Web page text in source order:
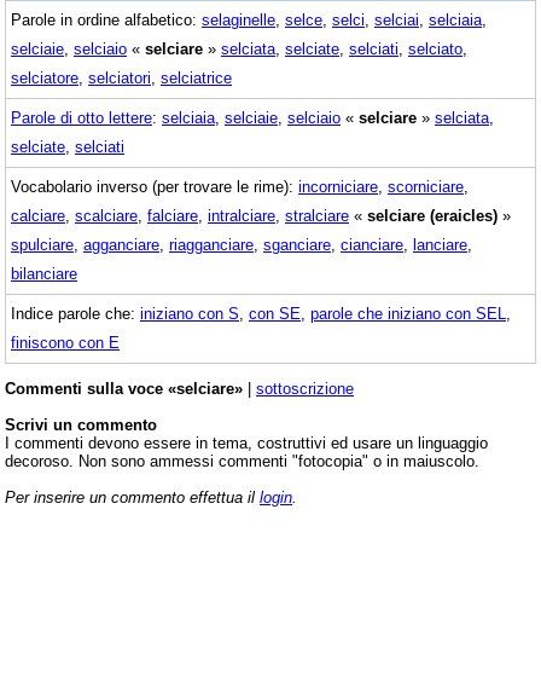
Parole in ordine alfabetico: selaginelle selce selci selciai selciaia
selciaie selciaio « selciare » selciata selciate selciati selciato
selciatore selciatori selciatrice
Parole di otto lettere: selciaia selciaie selciaio « selciare » selciata
selciate selciati
Vocabolario inverso (per trovare le rime): incorniciare scorniciare
calciare scalciare falciare intralciare stralciare « selciare (eraicles) »
spulciare agganciare riagganciare sganciare cianciare lanciare
bilanciare
Indice parole che: iniziano con S con SE parole che iniziano con SEL
finiscono con E
Commenti sulla voce «selciare» | sottoscrizione
Scrivi un commento
I commenti devono essere in tema, costruttivi ed usare un linguaggio
decoroso. Non sono ammessi commenti "fotocopia" o in maiuscolo.
Per inserire un commento effettua il login